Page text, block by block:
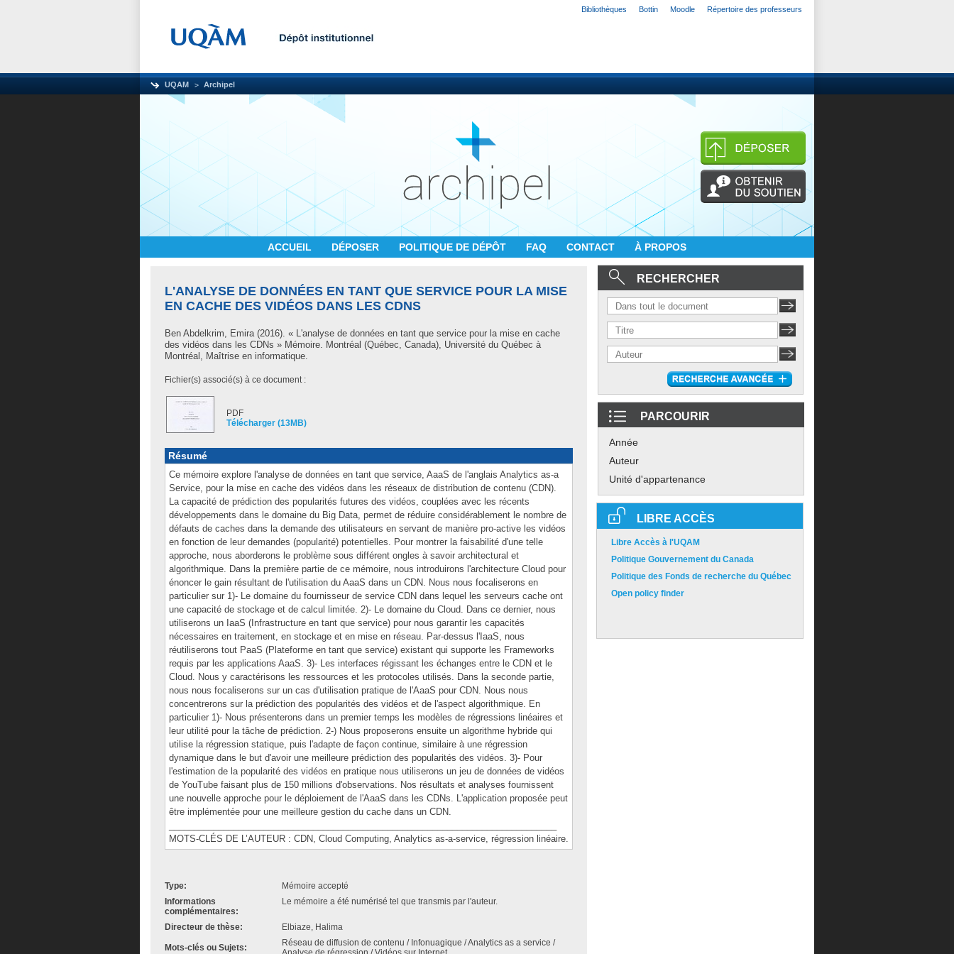
Bibliothèques Bottin Moodle Répertoire des professeurs
UQAM Archipel
ACCUEIL DÉPOSER POLITIQUE DE DÉPÔT FAQ CONTACT À PROPOS
L'ANALYSE DE DONNÉES EN TANT QUE SERVICE POUR LA MISE
EN CACHE DES VIDÉOS DANS LES CDNS
Ben Abdelkrim, Emira(2016). « L'analyse de données en tant que service pour la mise en cache
des vidéos dans les CDNs » Mémoire. Montréal (Québec, Canada), Université du Québec à
Montréal, Maîtrise en informatique.
Fichier(s) associé(s) à ce document :
PDF
Télécharger (13MB)
Résumé
Ce mémoire explore l'analyse de données en tant que service, AaaS de l'anglais Analytics as-a
Service, pour la mise en cache des vidéos dans les réseaux de distribution de contenu (CDN).
La capacité de prédiction des popularités futures des vidéos, couplées avec les récents
développements dans le domaine du Big Data, permet de réduire considérablement le nombre de
défauts de caches dans la demande des utilisateurs en servant de manière pro-active les vidéos
en fonction de leur demandes (popularité) potentielles. Pour montrer la faisabilité d'une telle
approche, nous aborderons le problème sous différent ongles à savoir architectural et
algorithmique. Dans la première partie de ce mémoire, nous introduirons l'architecture Cloud pour
énoncer le gain résultant de l'utilisation du AaaS dans un CDN. Nous nous focaliserons en
particulier sur 1)- Le domaine du fournisseur de service CDN dans lequel les serveurs cache ont
une capacité de stockage et de calcul limitée. 2)- Le domaine du Cloud. Dans ce dernier, nous
utiliserons un IaaS (Infrastructure en tant que service) pour nous garantir les capacités
nécessaires en traitement, en stockage et en mise en réseau. Par-dessus l'IaaS, nous
réutiliserons tout PaaS (Plateforme en tant que service) existant qui supporte les Frameworks
requis par les applications AaaS. 3)- Les interfaces régissant les échanges entre le CDN et le
Cloud. Nous y caractérisons les ressources et les protocoles utilisés. Dans la seconde partie,
nous nous focaliserons sur un cas d'utilisation pratique de l'AaaS pour CDN. Nous nous
concentrerons sur la prédiction des popularités des vidéos et de l'aspect algorithmique. En
particulier 1)- Nous présenterons dans un premier temps les modèles de régressions linéaires et
leur utilité pour la tâche de prédiction. 2-) Nous proposerons ensuite un algorithme hybride qui
utilise la régression statique, puis l'adapte de façon continue, similaire à une régression
dynamique dans le but d'avoir une meilleure prédiction des popularités des vidéos. 3)- Pour
l'estimation de la popularité des vidéos en pratique nous utiliserons un jeu de données de vidéos
de YouTube faisant plus de 150 millions d'observations. Nos résultats et analyses fournissent
une nouvelle approche pour le déploiement de l'AaaS dans les CDNs. L'application proposée peut
être implémentée pour une meilleure gestion du cache dans un CDN.
MOTS-CLÉS DE L’AUTEUR : CDN, Cloud Computing, Analytics as-a-service, régression linéaire.
Type:
Mémoire accepté
Informations
complémentaires:
Le mémoire a été numérisé tel que transmis par l'auteur.
Directeur de thèse: Elbiaze, Halima
Mots-clés ou Sujets:
Réseau de diffusion de contenu / Infonuagique / Analytics as a service /
RECHERCHER
PARCOURIR
Année
Auteur
Unité d'appartenance
LIBRE ACCÈS
Libre Accès à l'UQAM
Politique Gouvernement du Canada
Politique des Fonds de recherche du Québec
Open policy finder